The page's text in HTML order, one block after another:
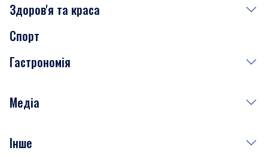
Сьогодні
Завтра
Субота
Здоров'я та краса
Медицина
Краса
Спорт
Гастрономія
Рецепти
Медіа
Фото
Інше